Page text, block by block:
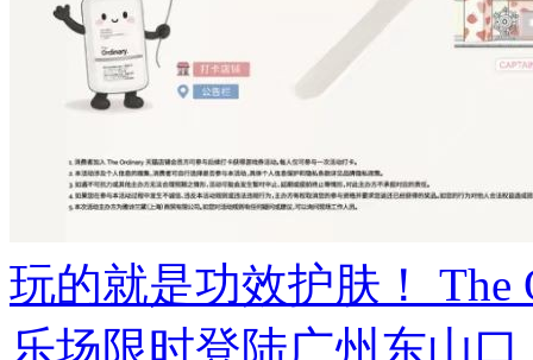
玩的就是功效护肤！ The
乐场限时登陆广州东山口